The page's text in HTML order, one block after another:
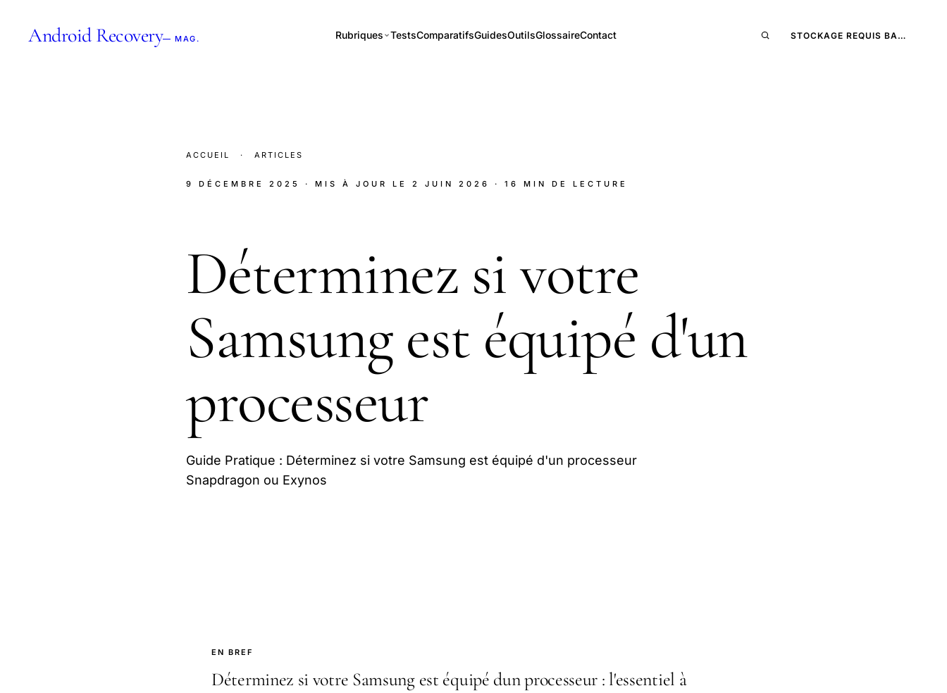
Android Recovery— MAG. Rubriques TestsComparatifsGuidesOutilsGlossaireContact STOCKAGE REQUIS BA…
ACCUEIL · ARTICLES
9 DÉCEMBRE 2025 · MIS À JOUR LE 2 JUIN 2026 · 16 MIN DE LECTURE
Déterminez si votre
Samsung est équipé d'un
processeur
Guide Pratique : Déterminez si votre Samsung est équipé d'un processeur
Snapdragon ou Exynos
EN BREF
Déterminez si votre Samsung est équipé dun processeur : l'essentiel à